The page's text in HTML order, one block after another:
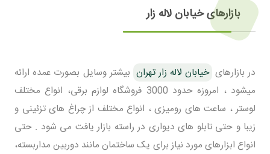
بازارهای خیابان لاله زار
در بازارهای خیابان لاله زار تهران بیشتر وسایل بصورت عمده ارائه
میشود ، امروزه حدود 3000 فروشگاه لوازم برقی، انواع مختلف
لوستر ، ساعت های رومیزی ، انواع مختلف از چراغ های تزئینی و
زیبا و حتی تابلو های دیواری در راسته بازار یافت می شود . حتی
انواع ابزارهای مورد نیاز برای یک ساختمان مانند دوربین مداربسته،